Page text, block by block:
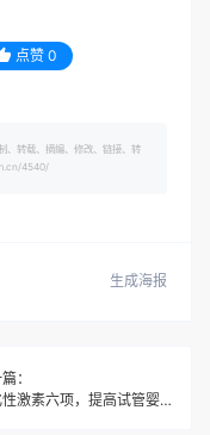
点赞 0
、转载、摘编、修改、链接、转
4540/
生成海报
：
优化性激素六项，提高试管婴儿促排成功率